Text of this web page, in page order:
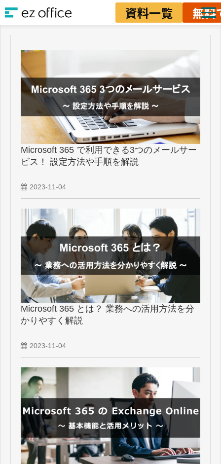
資料一覧 無料
料金
業務改善ノウハウ
Microsoft 365 で利用できる3つのメールサー
ビス！ 設定方法や手順を解説
2023-11-04
Microsoft 365 とは？ 業務への活用方法を分
かりやすく解説
2023-11-04